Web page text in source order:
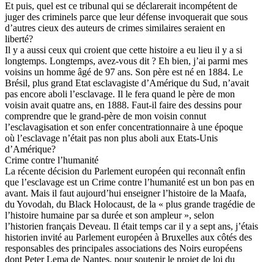
Et puis, quel est ce tribunal qui se déclarerait incompétent de
juger des criminels parce que leur défense invoquerait que sous
d’autres cieux des auteurs de crimes similaires seraient en
liberté?
Il y a aussi ceux qui croient que cette histoire a eu lieu il y a si
longtemps. Longtemps, avez-vous dit ? Eh bien, j’ai parmi mes
voisins un homme âgé de 97 ans. Son père est né en 1884. Le
Brésil, plus grand Etat esclavagiste d’Amérique du Sud, n’avait
pas encore aboli l’esclavage. Il le fera quand le père de mon
voisin avait quatre ans, en 1888. Faut-il faire des dessins pour
comprendre que le grand-père de mon voisin connut
l’esclavagisation et son enfer concentrationnaire à une époque
où l’esclavage n’était pas non plus aboli aux Etats-Unis
d’Amérique?
Crime contre l’humanité
La récente décision du Parlement européen qui reconnaît enfin
que l’esclavage est un Crime contre l’humanité est un bon pas en
avant. Mais il faut aujourd’hui enseigner l’histoire de la Maafa,
du Yovodah, du Black Holocaust, de la « plus grande tragédie de
l’histoire humaine par sa durée et son ampleur », selon
l’historien français Deveau. Il était temps car il y a sept ans, j’étais
historien invité au Parlement européen à Bruxelles aux côtés des
responsables des principales associations des Noirs européens
dont Peter Lema de Nantes, pour soutenir le projet de loi du